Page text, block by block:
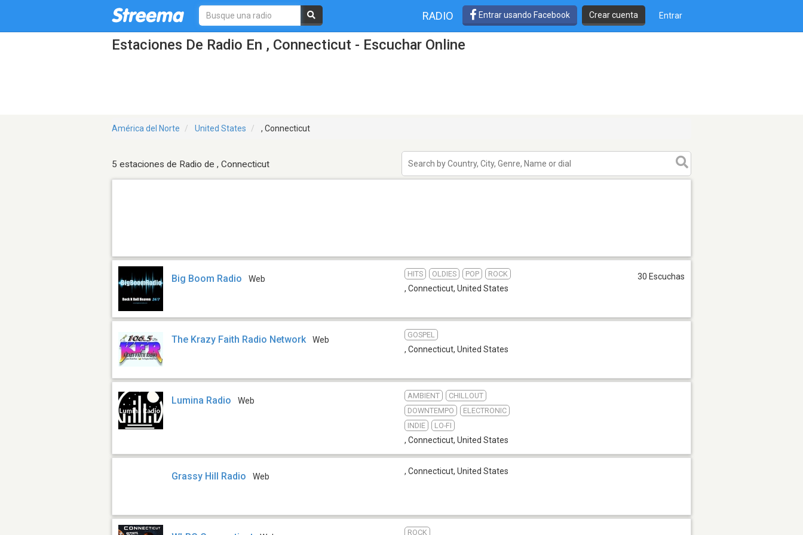
RADIO Entrar usando Facebook Crear cuenta Entrar
Estaciones De Radio En , Connecticut - Escuchar Online
América del Norte United States , Connecticut
5 estaciones de Radio de , Connecticut
Big Boom Radio Web
HITS OLDIES POP ROCK
, Connecticut, United States
30 Escuchas
The Krazy Faith Radio Network Web
GOSPEL
, Connecticut, United States
Lumina Radio Web
AMBIENT
CHILLOUT
DOWNTEMPO
ELECTRONIC
INDIE
LO-FI
, Connecticut, United States
Grassy Hill Radio Web
, Connecticut, United States
ROCK